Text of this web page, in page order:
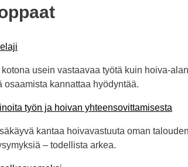
usein vastaavaa työtä kuin hoiva-
osaamista kannattaa hyödyntää.
työn ja hoivan yhteensovittamisesta
kantaa hoivavastuuta oman
– todellista arkea.